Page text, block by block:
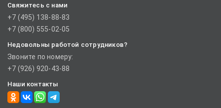
Свяжитесь с нами
+7 (495) 138-88-83
+7 (800) 555-02-05
Недовольны работой сотрудников?
Звоните по номеру:
+7 (926) 920-43-88
Наши контакты